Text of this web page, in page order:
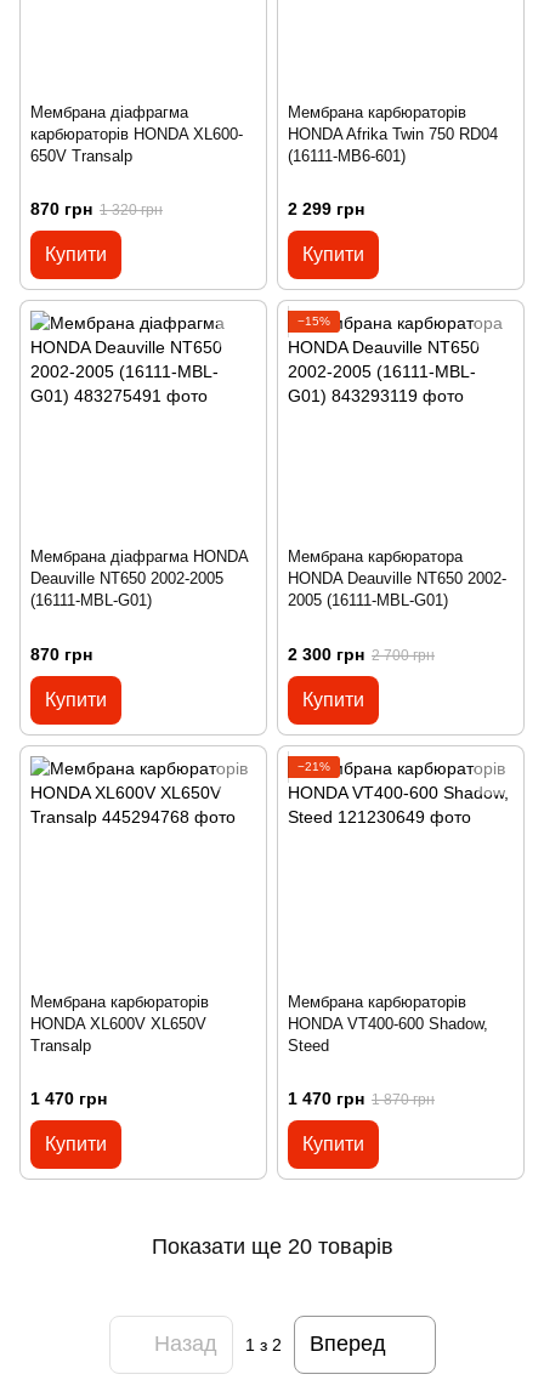
Мембрана діафрагма
карбюраторів HONDA XL600-
650V Transalp
870 грн 1 320 грн
Купити
Мембрана карбюраторів
HONDA Afrika Twin 750 RD04
(16111-MB6-601)
2 299 грн
Купити
Мембрана діафрагма HONDA
Deauville NT650 2002-2005
(16111-MBL-G01)
870 грн
Купити
−15%
Мембрана карбюратора
HONDA Deauville NT650 2002-
2005 (16111-MBL-G01)
2 300 грн 2 700 грн
Купити
Мембрана карбюраторів
HONDA XL600V XL650V
Transalp
1 470 грн
Купити
−21%
Мембрана карбюраторів
HONDA VT400-600 Shadow,
Steed
1 470 грн 1 870 грн
Купити
Показати ще 20 товарів
Назад 1 з 2 Вперед